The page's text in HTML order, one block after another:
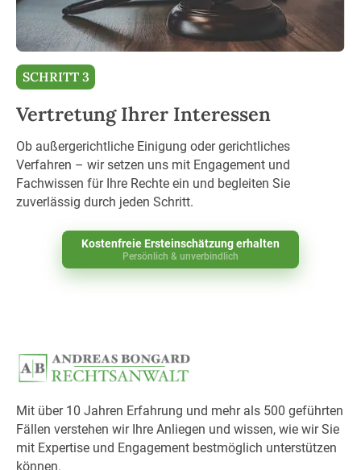
SCHRITT 3
Vertretung Ihrer Interessen
Ob außergerichtliche Einigung oder gerichtliches
Verfahren – wir setzen uns mit Engagement und
Fachwissen für Ihre Rechte ein und begleiten Sie
zuverlässig durch jeden Schritt.
Kostenfreie Ersteinschätzung erhalten
Persönlich & unverbindlich
Mit über 10 Jahren Erfahrung und mehr als 500 geführten
Fällen verstehen wir Ihre Anliegen und wissen, wie wir Sie
mit Expertise und Engagement bestmöglich unterstützen
können.